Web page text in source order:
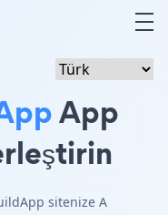
App
sitenize A